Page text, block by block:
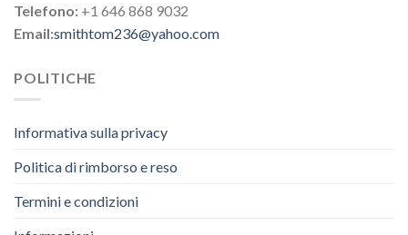
Telefono: +1 646 868 9032
Email:smithtom236@yahoo.com
POLITICHE
Informativa sulla privacy
Politica di rimborso e reso
Termini e condizioni